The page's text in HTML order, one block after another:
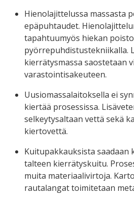
Hienolajittelussa massasta
epäpuhtaudet.
tapahtuumyös hiekan poisto
pyörrepuhdistustekniikalla.
kierrätysmassa saostetaan
varastointisakeuteen.
Uusiomassalaitoksella ei
kiertää prosessissa.
selkeytysaltaan vettä sekä
kiertovettä.
Kuitupakkauksista saadaan
talteen kierrätyskuitu.
muita materiaalivirtoja.
rautalangat toimitetaan